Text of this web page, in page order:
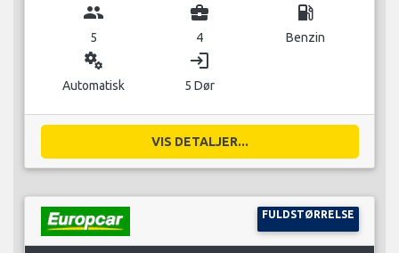
group
5
business_center
4
local_gas_station
Benzin
miscellaneous_services
Automatisk
login
5 Dør
VIS DETALJER...
FULDSTØRRELSE